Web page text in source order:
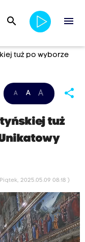
search menu
tuż po wyborze
share
A A A
tuż
2025.05.09 08:18 )